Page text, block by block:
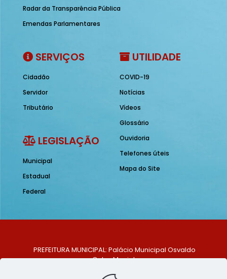
Radar da Transparência Pública
Emendas Parlamentares
SERVIÇOS
Cidadão
Servidor
Tributário
LEGISLAÇÃO
Municipal
Estadual
Federal
UTILIDADE
COVID-19
Notícias
Vídeos
Glossário
Ouvidoria
Telefones úteis
Mapa do Site
PREFEITURA MUNICIPAL: Palácio Municipal Osvaldo
Celso Maciel